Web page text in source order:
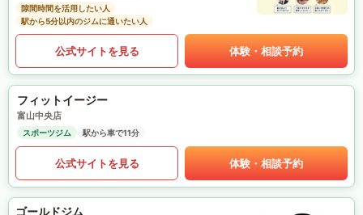
隙間時間を活用したい人
駅から5分以内のジムに通いたい人
公式サイトを見る 体験・相談予約
フィットイージー
富山中央店
スポーツジム 駅から車で11分
公式サイトを見る 体験・相談予約
ゴールドジム